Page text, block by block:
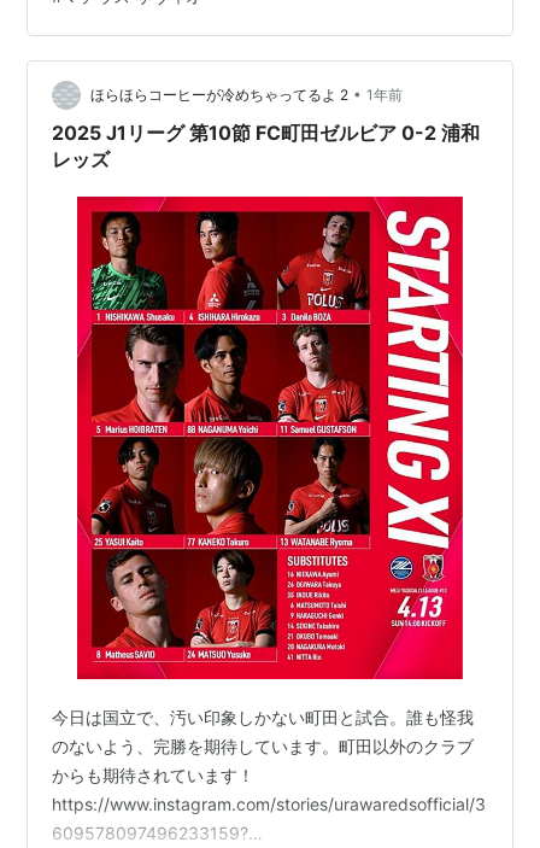
後半途中でマッツオたちが抜けたら、まぁそこまで引
く？というつまらない形になってしまった。…
ほらほらコーヒーが冷めちゃってるよ 2 • 1年前
2025 J1リーグ 第10節 FC町田ゼルビア 0-2 浦和
レッズ
今日は国立で、汚い印象しかない町田と試合。誰も怪我
のないよう、完勝を期待しています。町田以外のクラブ
からも期待されています！
https://www.instagram.com/stories/urawaredsofficial/3
609578097496233159?